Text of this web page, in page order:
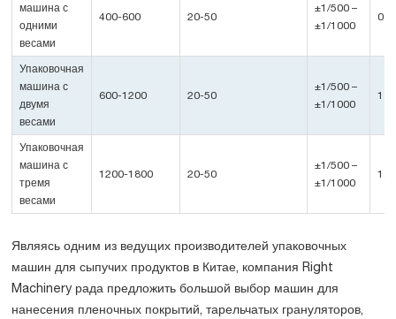
машина с
одними
весами
400-600 20-50
±1/500 –
±1/1000
0.7
Упаковочная
машина с
двумя
весами
600-1200 20-50
±1/500 –
±1/1000
1
Упаковочная
машина с
тремя
весами
1200-1800 20-50
±1/500 –
±1/1000
1.3
Являясь одним из ведущих производителей упаковочных
машин для сыпучих продуктов в Китае, компания Right
Machinery рада предложить большой выбор машин для
нанесения пленочных покрытий, тарельчатых грануляторов,